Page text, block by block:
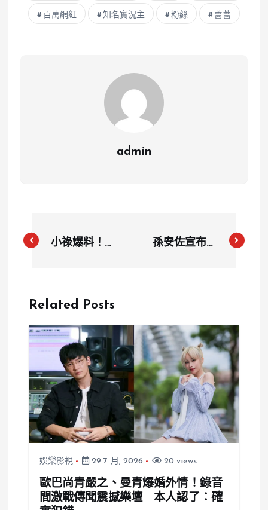
百萬網紅 知名實況主 粉絲 薔薔
admin
小祿爆料！與
差成感情破裂
孫安佐宣布新
Related Posts
娛樂影視 29 7 月, 2026 20 views
歐巴尚青嚴之、曼青爆婚外情！錄音
間激戰傳聞震撼樂壇 本人認了：確